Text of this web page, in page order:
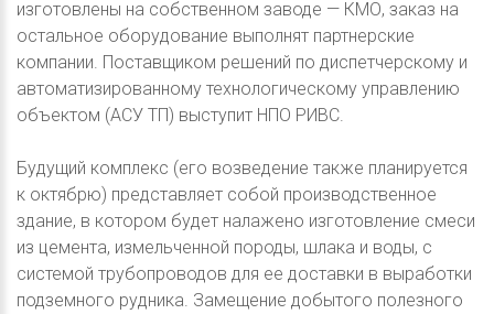
изготовлены на собственном заводе — КМО, заказ на
остальное оборудование выполнят партнерские
компании. Поставщиком решений по диспетчерскому и
автоматизированному технологическому управлению
объектом (АСУ ТП) выступит НПО РИВС.
Будущий комплекс (его возведение также планируется
к октябрю) представляет собой производственное
здание, в котором будет налажено изготовление смеси
из цемента, измельченной породы, шлака и воды, с
системой трубопроводов для ее доставки в выработки
подземного рудника. Замещение добытого полезного